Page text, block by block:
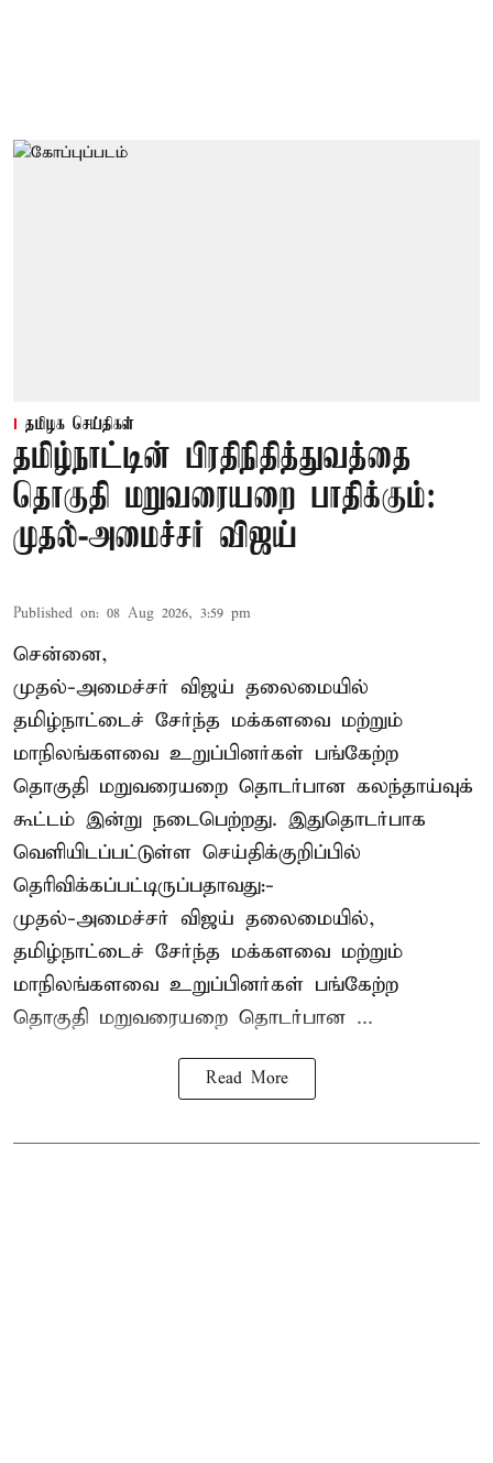
தமிழக செய்திகள்
தமிழ்நாட்டின் பிரதிநிதித்துவத்தை
தொகுதி மறுவரையறை பாதிக்கும்:
முதல்-அமைச்சர் விஜய்
Published on: 08 Aug 2026, 3:59 pm
சென்னை,
முதல்-அமைச்சர் விஜய் தலைமையில்
தமிழ்நாட்டைச் சேர்ந்த மக்களவை மற்றும்
மாநிலங்களவை உறுப்பினர்கள் பங்கேற்ற
தொகுதி மறுவரையறை தொடர்பான கலந்தாய்வுக்
கூட்டம் இன்று நடைபெற்றது. இதுதொடர்பாக
வெளியிடப்பட்டுள்ள செய்திக்குறிப்பில்
தெரிவிக்கப்பட்டிருப்பதாவது:-
முதல்-அமைச்சர் விஜய் தலைமையில்,
தமிழ்நாட்டைச் சேர்ந்த மக்களவை மற்றும்
மாநிலங்களவை உறுப்பினர்கள் பங்கேற்ற
தொகுதி மறுவரையறை தொடர்பான ...
Read More